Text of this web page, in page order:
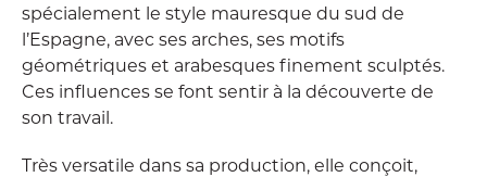
spécialement le style mauresque du sud de
l’Espagne, avec ses arches, ses motifs
géométriques et arabesques finement sculptés.
Ces influences se font sentir à la découverte de
son travail.
Très versatile dans sa production, elle conçoit,